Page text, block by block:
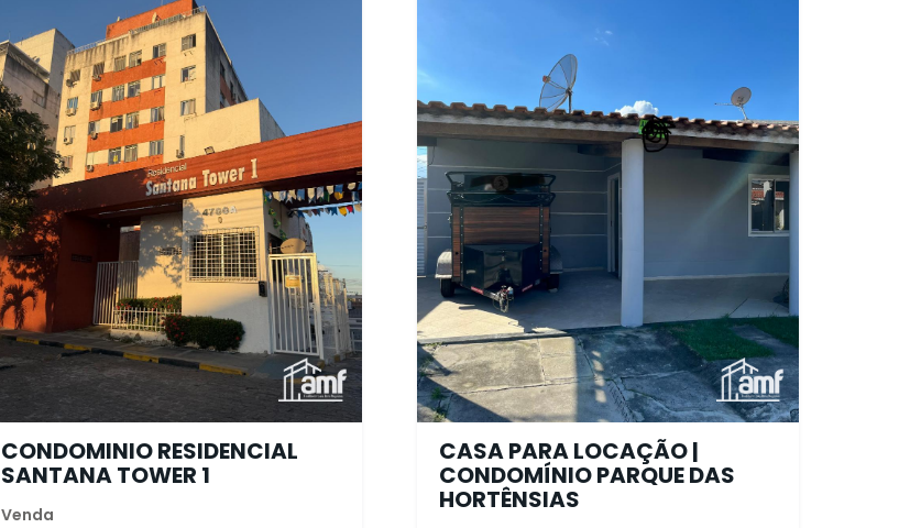
CONDOMINIO RESIDENCIAL
SANTANA TOWER 1
Venda
CASA PARA LOCAÇÃO |
CONDOMÍNIO PARQUE DAS
HORTÊNSIAS